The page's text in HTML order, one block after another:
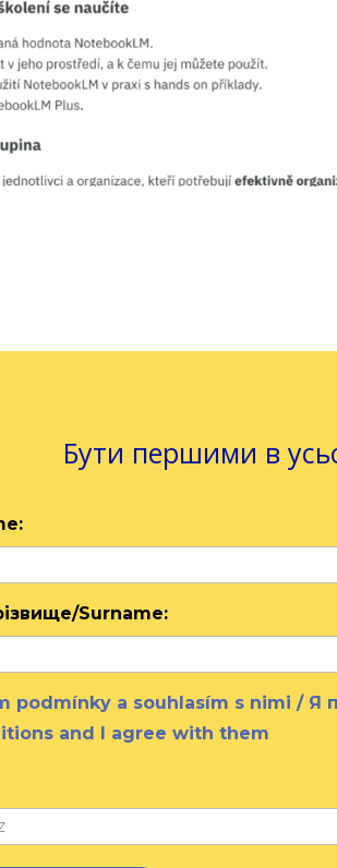
Бути першими в
Surname:
podmínky a souhlasím s nimi /
and I agree with them